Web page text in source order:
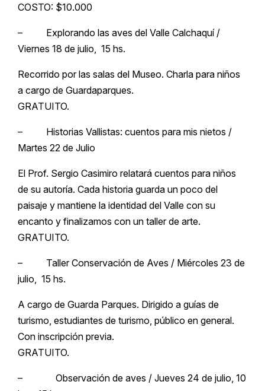
COSTO: $10.000
– Explorando las aves del Valle Calchaquí /
Viernes 18 de julio, 15 hs.
Recorrido por las salas del Museo. Charla para niños
a cargo de Guardaparques.
GRATUITO.
– Historias Vallistas: cuentos para mis nietos /
Martes 22 de Julio
El Prof. Sergio Casimiro relatará cuentos para niños
de su autoría. Cada historia guarda un poco del
paisaje y mantiene la identidad del Valle con su
encanto y finalizamos con un taller de arte.
GRATUITO.
– Taller Conservación de Aves / Miércoles 23 de
julio, 15 hs.
A cargo de Guarda Parques. Dirigido a guías de
turismo, estudiantes de turismo, público en general.
Con inscripción previa.
GRATUITO.
– Observación de aves / Jueves 24 de julio, 10